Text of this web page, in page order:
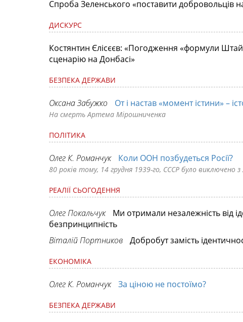
Спроба Зеленського «поставити добровольців
ДИСКУРС
Костянтин Єлісєєв: «Погодження «формули
сценарію на Донбасі»
БЕЗПЕКА ДЕРЖАВИ
Оксана Забужко От і настав «момент істини» –
На смерть Артема Мірошниченка
ПОЛІТИКА
Олег К. Романчук Коли ООН позбудеться Росії?
80 років тому, 14 грудня 1939-го, СССР було виключено
РЕАЛІЇ СЬОГОДЕННЯ
Олег Покальчук
Ми отримали незалежність від
безпринципність
Віталій Портников
Добробут замість
ЕКОНОМІКА
Олег К. Романчук За ціною не постоїмо?
БЕЗПЕКА ДЕРЖАВИ